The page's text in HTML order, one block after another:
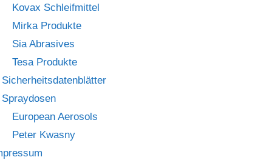
Kovax Schleifmittel
Mirka Produkte
Sia Abrasives
Tesa Produkte
Sicherheitsdatenblätter
Spraydosen
European Aerosols
Peter Kwasny